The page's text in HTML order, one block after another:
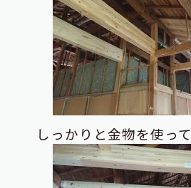
しっかりと金物を使って